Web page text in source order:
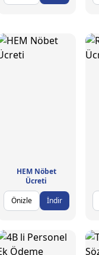
HEM Nöbet
Ücreti
Önizle
İndir